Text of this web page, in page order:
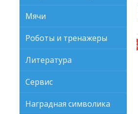
Мячи
Роботы и тренажеры
Литература
Сервис
Наградная символика